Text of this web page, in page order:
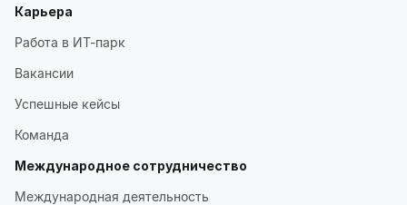
Карьера
Работа в ИТ-парк
Вакансии
Успешные кейсы
Команда
Международное сотрудничество
Международная деятельность